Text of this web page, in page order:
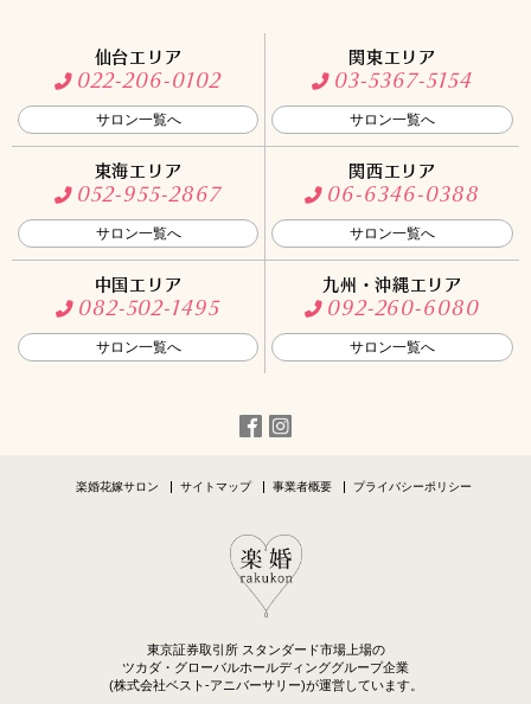
仙台エリア
022-206-0102
サロン一覧へ
関東エリア
03-5367-5154
サロン一覧へ
東海エリア
052-955-2867
サロン一覧へ
関西エリア
06-6346-0388
サロン一覧へ
中国エリア
082-502-1495
サロン一覧へ
九州・沖縄エリア
092-260-6080
サロン一覧へ
楽婚花嫁サロン サイトマップ 事業者概要 プライバシーポリシー
東京証券取引所 スタンダード市場上場の
ツカダ・グローバルホールディンググループ企業
(株式会社ベスト-アニバーサリー)が運営しています。